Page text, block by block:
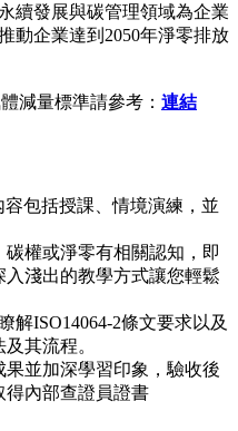
續發展與碳管理領域為企業
動企業達到2050年淨零排放
減量標準請參考： 連結
容包括授課、情境演練，並
權或淨零有相關認知，即
淺出的教學方式讓您輕鬆
解ISO14064-2條文要求以及
其流程。
並加深學習印象，驗收後
得內部查證員證書